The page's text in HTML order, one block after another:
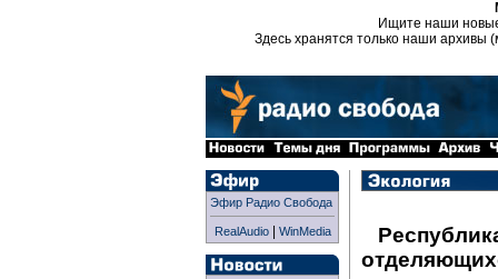
Ищите наши
Здесь хранятся только наши архивы
Эфир Радио Свобода
RealAudio| WinMedia